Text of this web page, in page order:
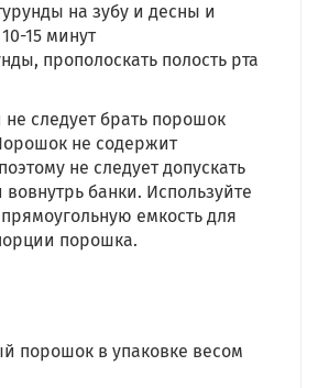
на зубу и десны и
15 минут
прополоскать полость рта
следует брать порошок
не содержит
не следует допускать
банки. Используйте
емкость для
порошка.
порошок в упаковке весом